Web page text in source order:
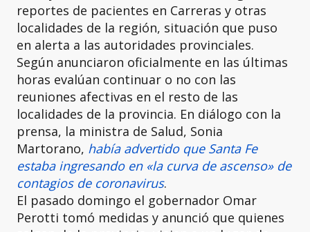
reportes de pacientes en Carreras y otras
localidades de la región, situación que puso
en alerta a las autoridades provinciales.
Según anunciaron oficialmente en las últimas
horas evalúan continuar o no con las
reuniones afectivas en el resto de las
localidades de la provincia. En diálogo con la
prensa, la ministra de Salud, Sonia
Martorano, había advertido que Santa Fe
estaba ingresando en «la curva de ascenso» de
contagios de coronavirus.
El pasado domingo el gobernador Omar
Perotti tomó medidas y anunció que quienes